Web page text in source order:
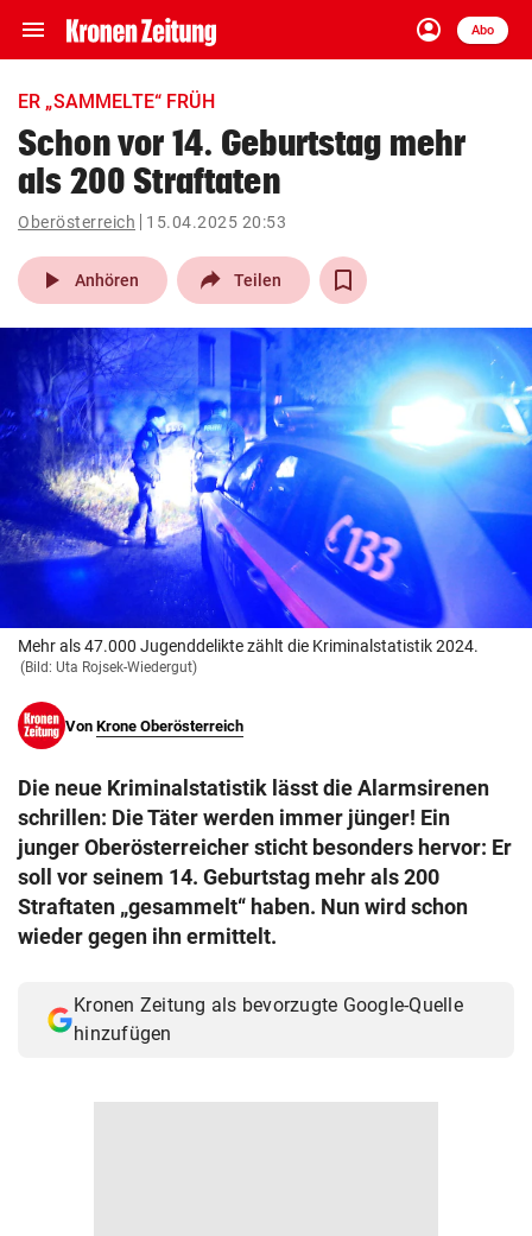
menu Navigation
ein-/ausklappen
account_circle
Anmelden
Abo
close Schließen
account_circle Anmelden
pin_drop
Wien arrow_right
bookmark
search
Suchbegriff
eingeben
© Krone Multimedia GmbH & Co KG 2026
Muthgasse 2, 1190 Wien
ER „SAMMELTE“ FRÜH
Schon vor 14. Geburtstag mehr
als 200 Straftaten
Oberösterreich 15.04.2025 20:53
play_arrow Anhören Teilen
Mehr als 47.000 Jugenddelikte zählt die Kriminalstatistik 2024.
(Bild: Uta Rojsek-Wiedergut)
Von Krone Oberösterreich
Die neue Kriminalstatistik lässt die Alarmsirenen
schrillen: Die Täter werden immer jünger! Ein
junger Oberösterreicher sticht besonders hervor: Er
soll vor seinem 14. Geburtstag mehr als 200
Straftaten „gesammelt“ haben. Nun wird schon
wieder gegen ihn ermittelt.
Kronen Zeitung als bevorzugte Google-Quelle
hinzufügen